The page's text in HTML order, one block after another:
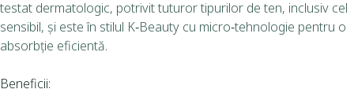
testat dermatologic, potrivit tuturor tipurilor de ten, inclusiv cel
sensibil, și este în stilul K‑Beauty cu micro‑tehnologie pentru o
absorbție eficientă.
Beneficii: